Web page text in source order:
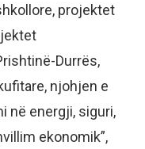
projektet
Durrës,
njohjen e
në energji, siguri,
ekonomik”,